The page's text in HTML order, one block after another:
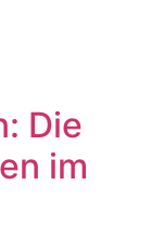
Die
im